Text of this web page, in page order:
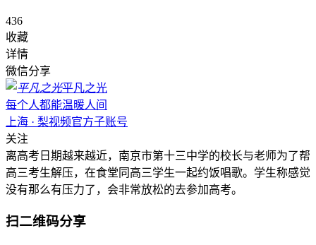
436
收藏
详情
微信分享
平凡之光
每个人都能温暖人间
上海 · 梨视频官方子账号
关注
离高考日期越来越近，南京市第十三中学的校长与老师为了帮
高三考生解压，在食堂同高三学生一起约饭唱歌。学生称感觉
没有那么有压力了，会非常放松的去参加高考。
扫二维码分享